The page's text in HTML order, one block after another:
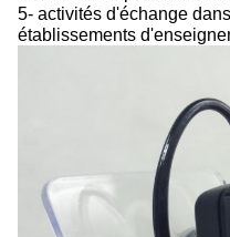
5- activités d'échange
établissements